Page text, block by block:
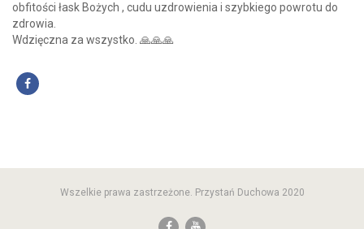
obfitości łask Bożych , cudu uzdrowienia i szybkiego powrotu do
zdrowia.
Wdzięczna za wszystko. 🙏🙏🙏
Wszelkie prawa zastrzeżone. Przystań Duchowa 2020